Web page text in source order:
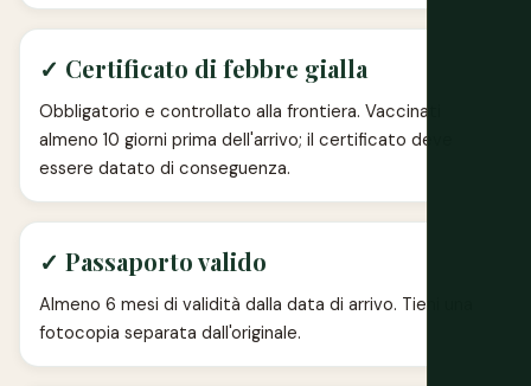
✓ Certificato di febbre gialla
Obbligatorio e controllato alla frontiera. Vaccinati
almeno 10 giorni prima dell'arrivo; il certificato deve
essere datato di conseguenza.
✓ Passaporto valido
Almeno 6 mesi di validità dalla data di arrivo. Tieni una
fotocopia separata dall'originale.